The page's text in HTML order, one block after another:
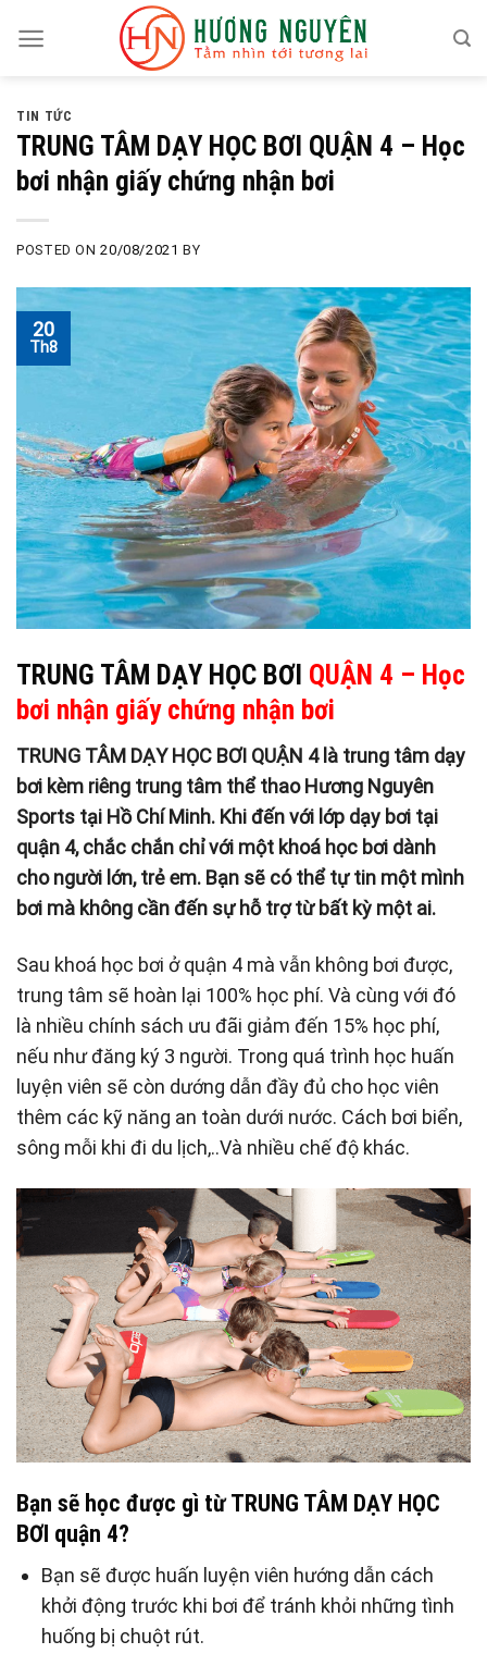
TIN TỨC
TRUNG TÂM DẠY HỌC BƠI QUẬN 4 – Học
bơi nhận giấy chứng nhận bơi
POSTED ON20/08/2021 BY
20
Th8
TRUNG TÂM DẠY HỌC BƠI QUẬN 4 – Học
bơi nhận giấy chứng nhận bơi
TRUNG TÂM DẠY HỌC BƠI QUẬN 4 là trung tâm dạy
bơi kèm riêng trung tâm thể thao Hương Nguyên
Sports tại Hồ Chí Minh. Khi đến với lớp dạy bơi tại
quận 4, chắc chắn chỉ với một khoá học bơi dành
cho người lớn, trẻ em. Bạn sẽ có thể tự tin một mình
bơi mà không cần đến sự hỗ trợ từ bất kỳ một ai.
Sau khoá học bơi ở quận 4 mà vẫn không bơi được,
trung tâm sẽ hoàn lại 100% học phí. Và cùng với đó
là nhiều chính sách ưu đãi giảm đến 15% học phí,
nếu như đăng ký 3 người. Trong quá trình học huấn
luyện viên sẽ còn dướng dẫn đầy đủ cho học viên
thêm các kỹ năng an toàn dưới nước. Cách bơi biển,
sông mỗi khi đi du lịch,..Và nhiều chế độ khác.
Bạn sẽ học được gì từTRUNG TÂM DẠY HỌC
BƠI quận 4?
Bạn sẽ được huấn luyện viên hướng dẫn cách
khởi động trước khi bơi để tránh khỏi những tình
huống bị chuột rút.